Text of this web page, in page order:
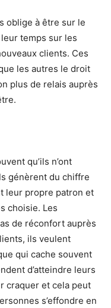
oblige à être sur le
temps sur les
clients. Ces
les autres le droit
plus de relais auprès
qu’ils n’ont
génèrent du chiffre
leur propre patron et
choisie. Les
de réconfort auprès
ils veulent
qui cache souvent
d’atteindre leurs
craquer et cela peut
s’effondre en